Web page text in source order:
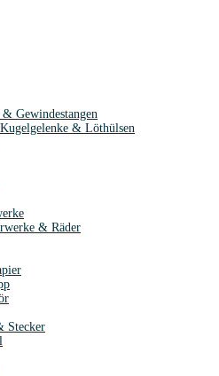
Gewindestangen
& Löthülsen
& Räder
Stecker